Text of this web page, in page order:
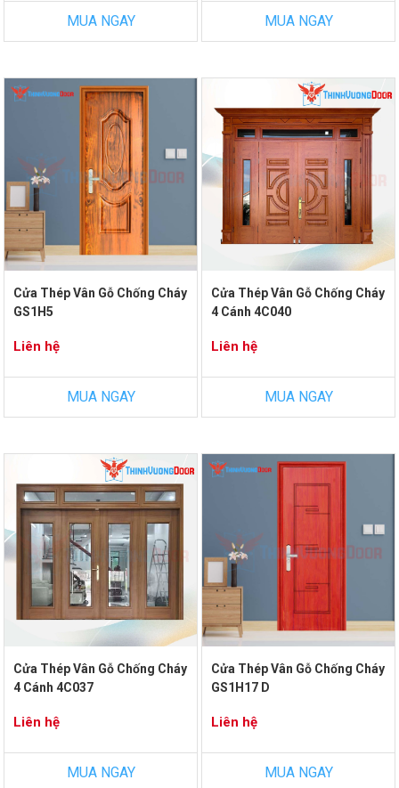
MUA NGAY MUA NGAY
Cửa Thép Vân Gỗ Chống Cháy
GS1H5
Liên hệ
MUA NGAY
Cửa Thép Vân Gỗ Chống Cháy
4 Cánh 4C040
Liên hệ
MUA NGAY
Cửa Thép Vân Gỗ Chống Cháy
4 Cánh 4C037
Liên hệ
MUA NGAY
Cửa Thép Vân Gỗ Chống Cháy
GS1H17 D
Liên hệ
MUA NGAY